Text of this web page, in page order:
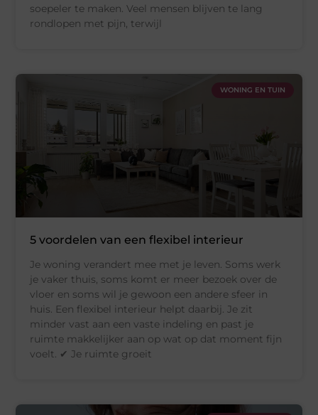
soepeler te maken. Veel mensen blijven te lang
rondlopen met pijn, terwijl
WONING EN TUIN
5 voordelen van een flexibel interieur
Je woning verandert mee met je leven. Soms werk
je vaker thuis, soms komt er meer bezoek over de
vloer en soms wil je gewoon een andere sfeer in
huis. Een flexibel interieur helpt daarbij. Je zit
minder vast aan een vaste indeling en past je
ruimte makkelijker aan op wat op dat moment fijn
voelt. ✔ Je ruimte groeit